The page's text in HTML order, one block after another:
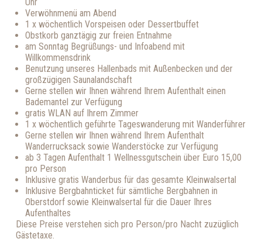
Unr
Verwöhnmenü am Abend
1 x wöchentlich Vorspeisen oder Dessertbuffet
Obstkorb ganztägig zur freien Entnahme
am Sonntag Begrüßungs- und Infoabend mit
Willkommensdrink
Benutzung unseres Hallenbads mit Außenbecken und der
großzügigen Saunalandschaft
Gerne stellen wir Ihnen während Ihrem Aufenthalt einen
Bademantel zur Verfügung
gratis WLAN auf Ihrem Zimmer
1 x wöchentlich geführte Tageswanderung mit Wanderführer
Gerne stellen wir Ihnen während Ihrem Aufenthalt
Wanderrucksack sowie Wanderstöcke zur Verfügung
ab 3 Tagen Aufenthalt 1 Wellnessgutschein über Euro 15,00
pro Person
Inklusive gratis Wanderbus für das gesamte Kleinwalsertal
Inklusive Bergbahnticket für sämtliche Bergbahnen in
Oberstdorf sowie Kleinwalsertal für die Dauer Ihres
Aufenthaltes
Diese Preise verstehen sich pro Person/pro Nacht zuzüglich
Gästetaxe.